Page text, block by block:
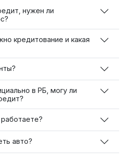
нужен ли
кредитование и какая
в РБ, могу ли
авто?